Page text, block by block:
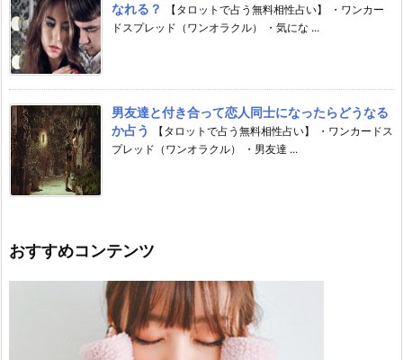
なれる？
【タロットで占う無料相性占い】 ・ワンカー
ドスプレッド（ワンオラクル） ・気にな ...
男友達と付き合って恋人同士になったらどうなる
か占う
【タロットで占う無料相性占い】 ・ワンカードス
プレッド（ワンオラクル） ・男友達 ...
おすすめコンテンツ